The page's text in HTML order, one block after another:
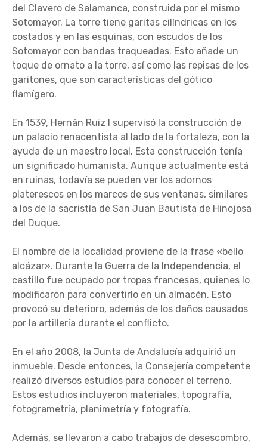
del Clavero de Salamanca, construida por el mismo
Sotomayor. La torre tiene garitas cilíndricas en los
costados y en las esquinas, con escudos de los
Sotomayor con bandas traqueadas. Esto añade un
toque de ornato a la torre, así como las repisas de los
garitones, que son características del gótico
flamígero.
En 1539, Hernán Ruiz I supervisó la construcción de
un palacio renacentista al lado de la fortaleza, con la
ayuda de un maestro local. Esta construcción tenía
un significado humanista. Aunque actualmente está
en ruinas, todavía se pueden ver los adornos
platerescos en los marcos de sus ventanas, similares
a los de la sacristía de San Juan Bautista de Hinojosa
del Duque.
El nombre de la localidad proviene de la frase «bello
alcázar». Durante la Guerra de la Independencia, el
castillo fue ocupado por tropas francesas, quienes lo
modificaron para convertirlo en un almacén. Esto
provocó su deterioro, además de los daños causados
por la artillería durante el conflicto.
En el año 2008, la Junta de Andalucía adquirió un
inmueble. Desde entonces, la Consejería competente
realizó diversos estudios para conocer el terreno.
Estos estudios incluyeron materiales, topografía,
fotogrametría, planimetría y fotografía.
Además, se llevaron a cabo trabajos de desescombro,